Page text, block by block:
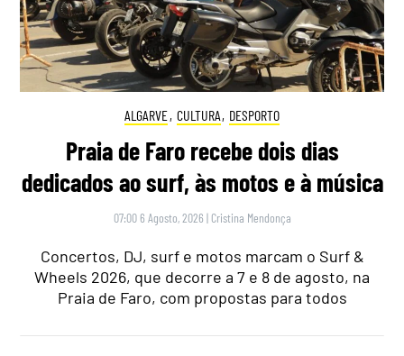
ALGARVE, CULTURA, DESPORTO
Praia de Faro recebe dois dias
dedicados ao surf, às motos e à música
07:00 6 Agosto, 2026 | Cristina Mendonça
Concertos, DJ, surf e motos marcam o Surf &
Wheels 2026, que decorre a 7 e 8 de agosto, na
Praia de Faro, com propostas para todos